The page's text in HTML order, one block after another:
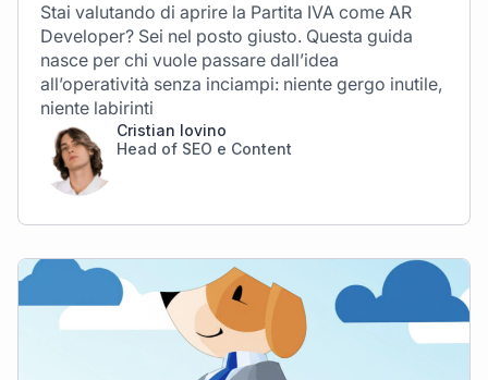
Stai valutando di aprire la Partita IVA come AR
Developer? Sei nel posto giusto. Questa guida
nasce per chi vuole passare dall’idea
all’operatività senza inciampi: niente gergo inutile,
niente labirinti
Cristian Iovino
Head of SEO e Content